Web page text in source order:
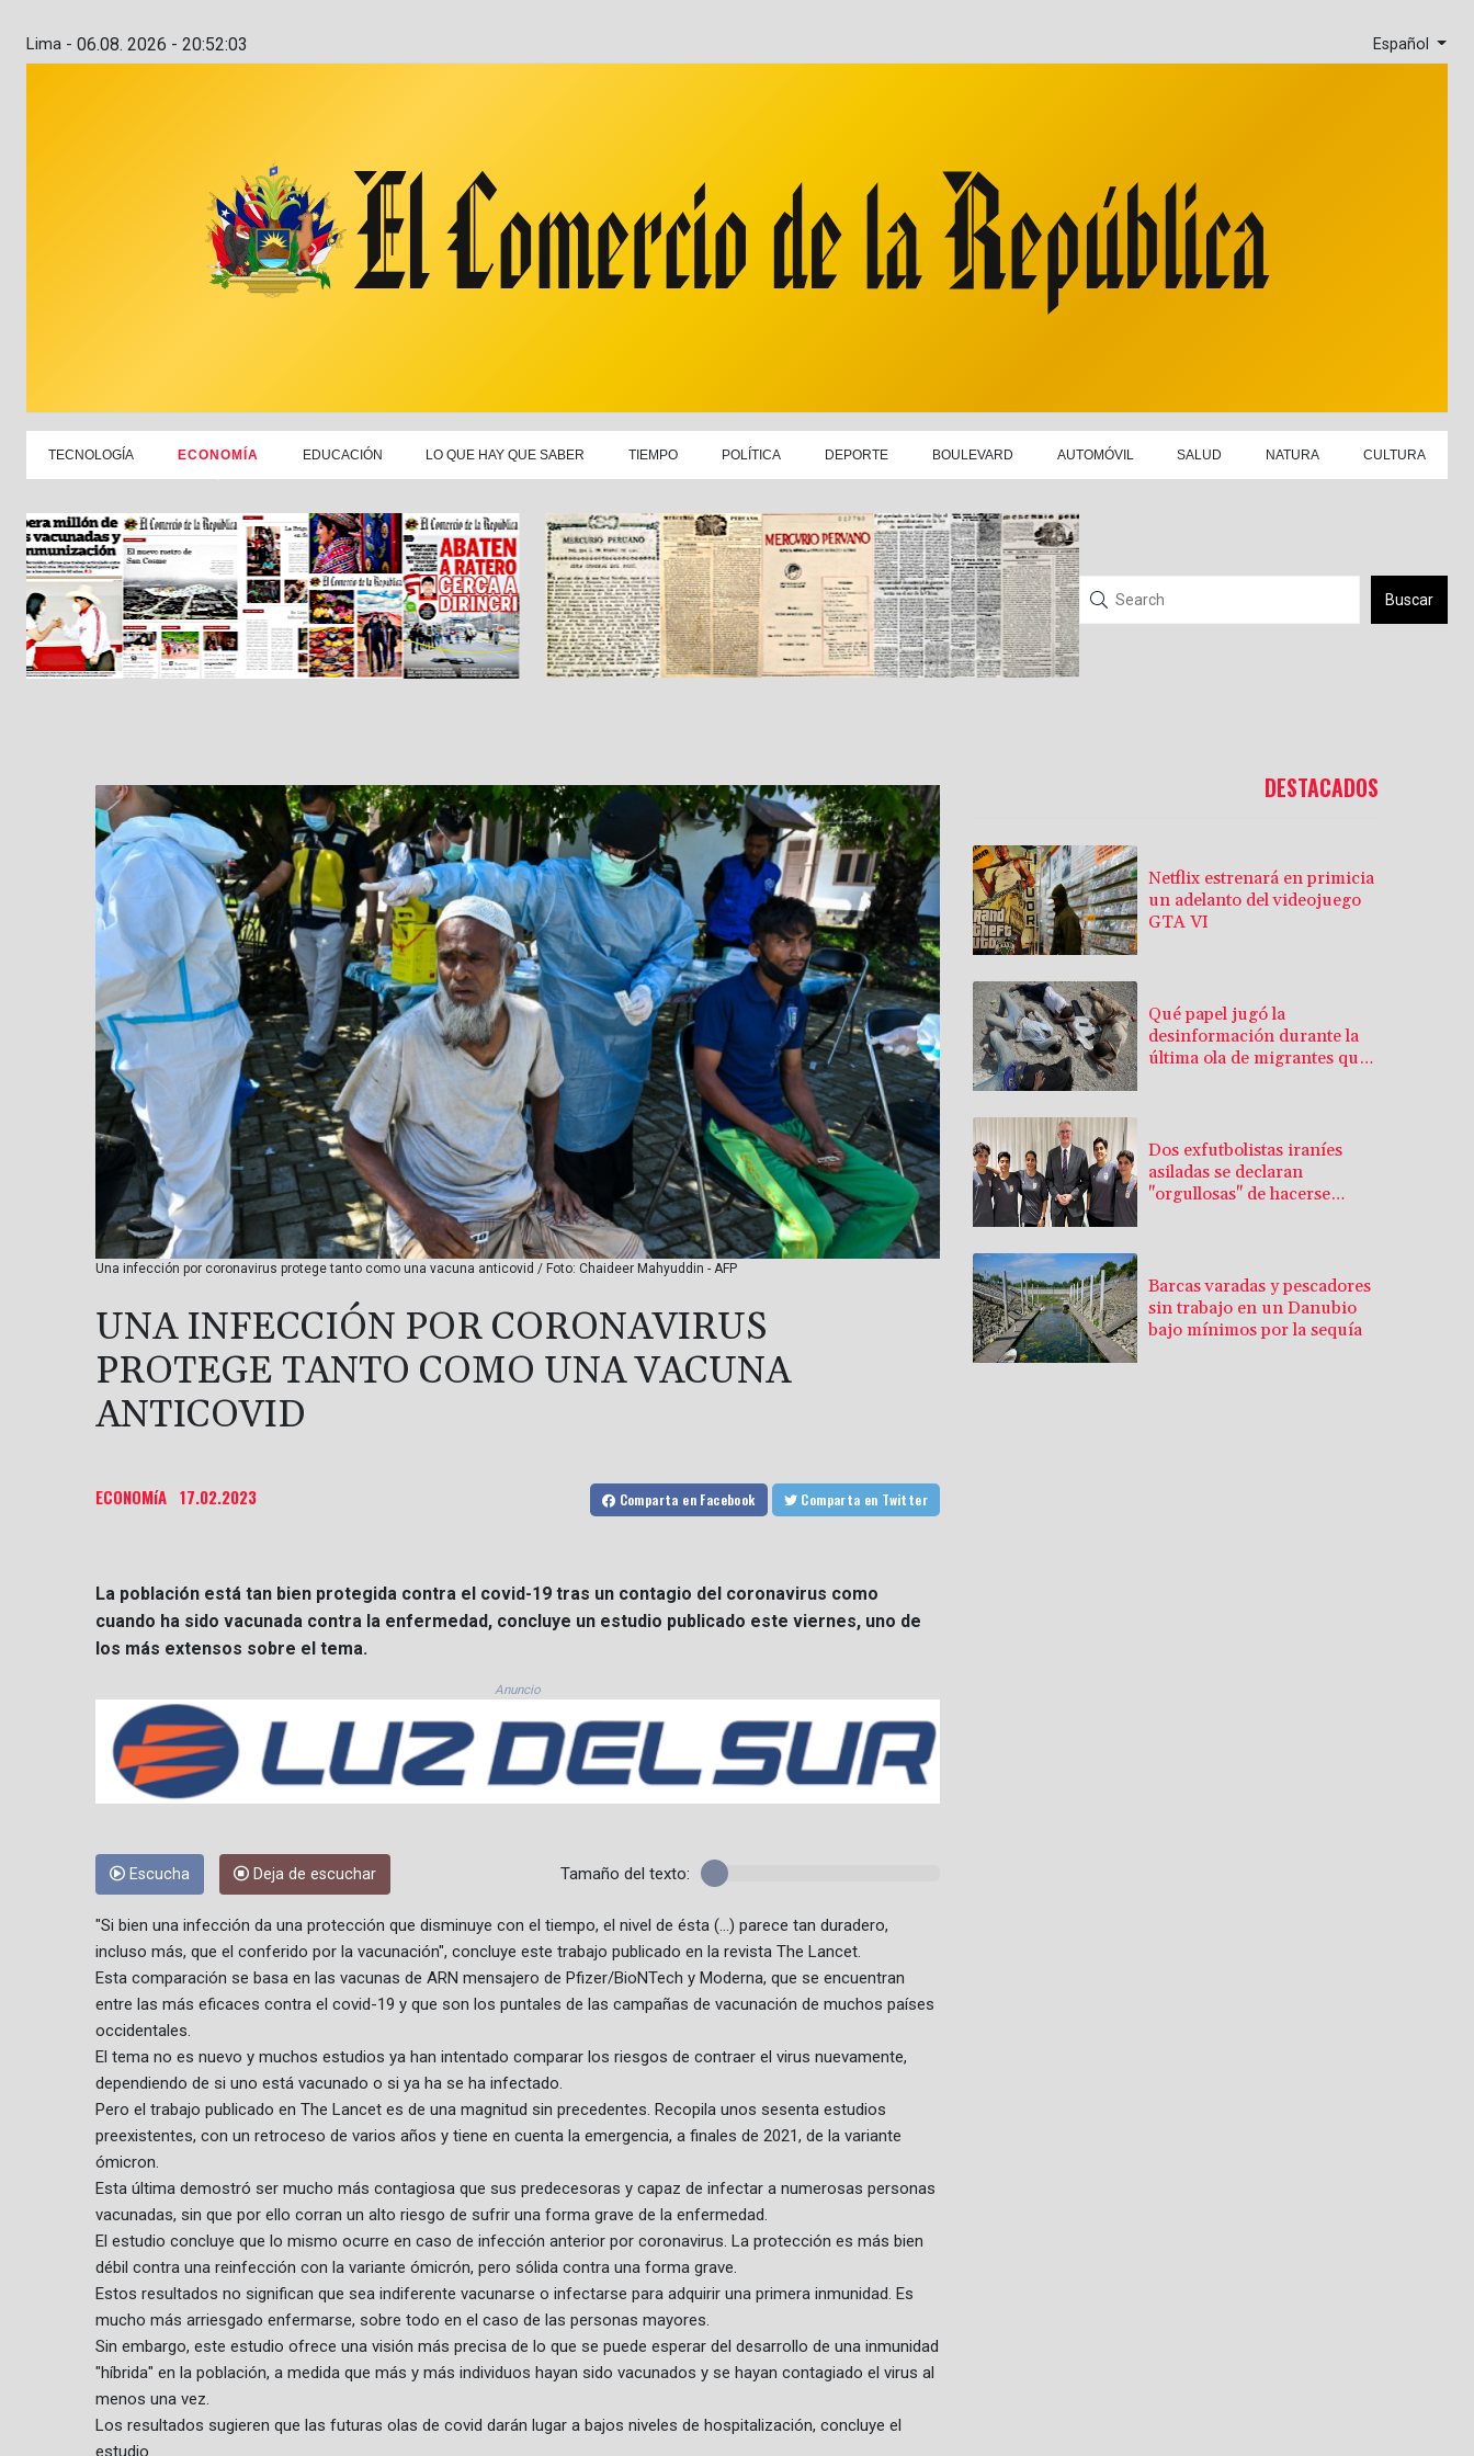
Lima - 06.08. 2026 - 20:52:04 Español
TECNOLOGÍA ECONOMÍA EDUCACIÓN LO QUE HAY QUE SABER TIEMPO POLÍTICA DEPORTE BOULEVARD AUTOMÓVIL SALUD NATURA CULTURA
Buscar
Una infección por coronavirus protege tanto como una vacuna anticovid / Foto: Chaideer Mahyuddin - AFP
UNA INFECCIÓN POR CORONAVIRUS
PROTEGE TANTO COMO UNA VACUNA
ANTICOVID
ECONOMíA 17.02.2023 Comparta en Facebook Comparta en Twitter
La población está tan bien protegida contra el covid-19 tras un contagio del coronavirus como
cuando ha sido vacunada contra la enfermedad, concluye un estudio publicado este viernes, uno de
los más extensos sobre el tema.
Anuncio
Escucha Deja de escuchar Tamaño del texto:
"Si bien una infección da una protección que disminuye con el tiempo, el nivel de ésta (...) parece tan duradero,
incluso más, que el conferido por la vacunación", concluye este trabajo publicado en la revista The Lancet.
Esta comparación se basa en las vacunas de ARN mensajero de Pfizer/BioNTech y Moderna, que se encuentran
entre las más eficaces contra el covid-19 y que son los puntales de las campañas de vacunación de muchos países
occidentales.
El tema no es nuevo y muchos estudios ya han intentado comparar los riesgos de contraer el virus nuevamente,
dependiendo de si uno está vacunado o si ya ha se ha infectado.
Pero el trabajo publicado en The Lancet es de una magnitud sin precedentes. Recopila unos sesenta estudios
preexistentes, con un retroceso de varios años y tiene en cuenta la emergencia, a finales de 2021, de la variante
ómicron.
Esta última demostró ser mucho más contagiosa que sus predecesoras y capaz de infectar a numerosas personas
vacunadas, sin que por ello corran un alto riesgo de sufrir una forma grave de la enfermedad.
El estudio concluye que lo mismo ocurre en caso de infección anterior por coronavirus. La protección es más bien
débil contra una reinfección con la variante ómicrón, pero sólida contra una forma grave.
Estos resultados no significan que sea indiferente vacunarse o infectarse para adquirir una primera inmunidad. Es
mucho más arriesgado enfermarse, sobre todo en el caso de las personas mayores.
Sin embargo, este estudio ofrece una visión más precisa de lo que se puede esperar del desarrollo de una inmunidad
"híbrida" en la población, a medida que más y más individuos hayan sido vacunados y se hayan contagiado el virus al
menos una vez.
Los resultados sugieren que las futuras olas de covid darán lugar a bajos niveles de hospitalización, concluye el
estudio.
DESTACADOS
Netflix estrenará en primicia
un adelanto del videojuego
GTA VI
Qué papel jugó la
desinformación durante la
última ola de migrantes que
Dos exfutbolistas iraníes
asiladas se declaran
"orgullosas" de hacerse
Barcas varadas y pescadores
sin trabajo en un Danubio
bajo mínimos por la sequía